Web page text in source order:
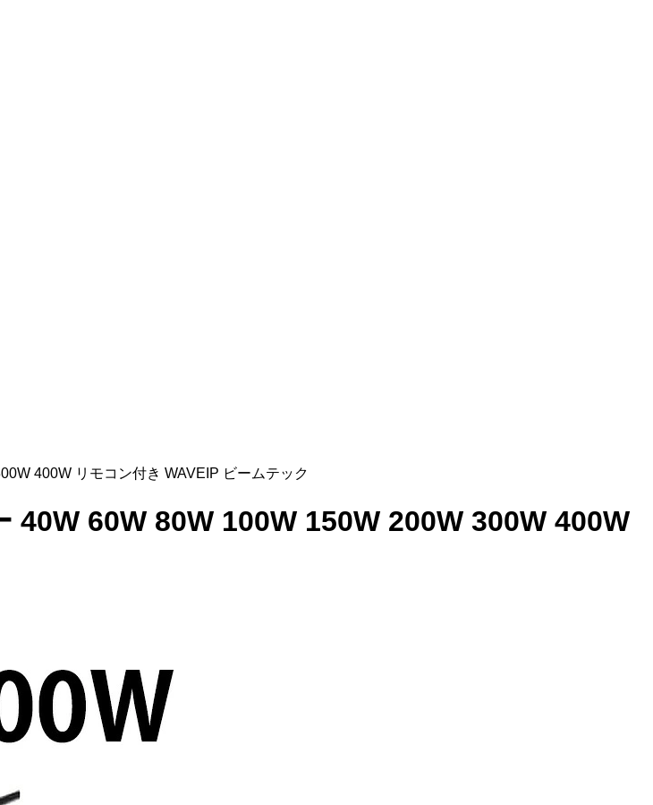
400W リモコン付き WAVEIP ビームテック
60W 80W 100W 150W 200W 300W 400W